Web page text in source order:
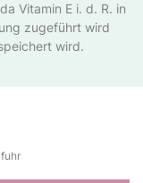
Vitamin E i. d. R. in
zugeführt wird
wird.